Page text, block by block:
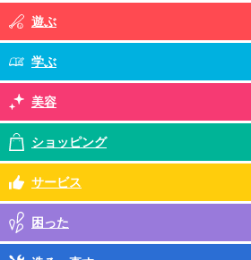
遊ぶ
学ぶ
美容
ショッピング
サービス
困った